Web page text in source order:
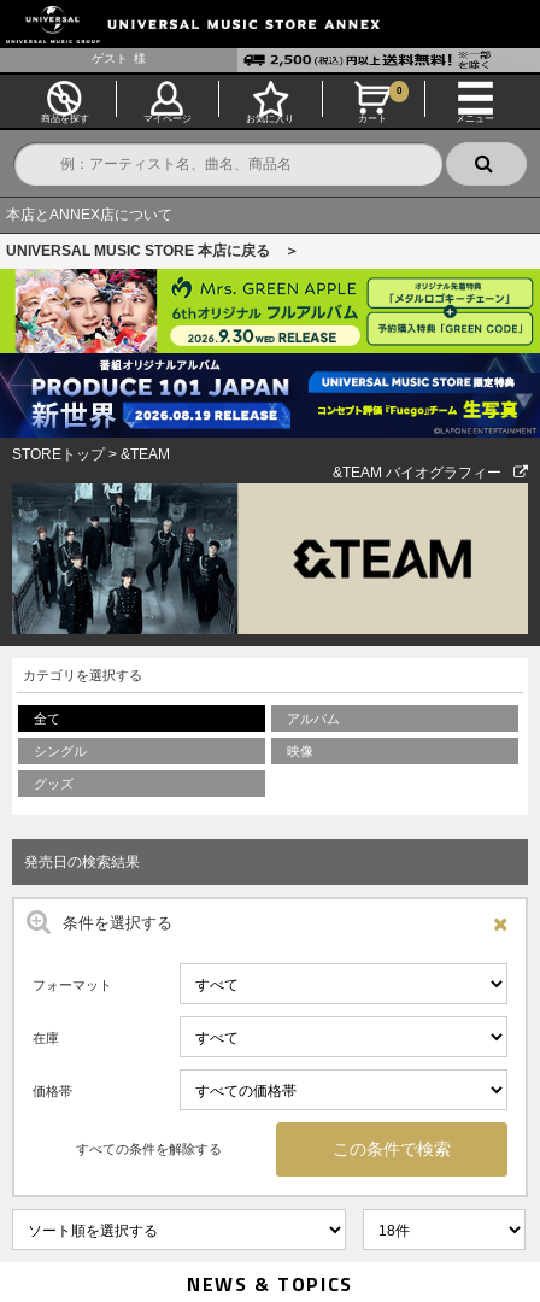
ゲスト 様
商品を探す マイページ お気に入り カート
0
メニュー
本店とANNEX店について
UNIVERSAL MUSIC STORE 本店に戻る ＞
STOREトップ> &TEAM
&TEAM バイオグラフィー
カテゴリを選択する
全て アルバム
シングル 映像
グッズ
発売日の検索結果
条件を選択する
フォーマット
在庫
価格帯
すべての条件を解除する
NEWS & TOPICS